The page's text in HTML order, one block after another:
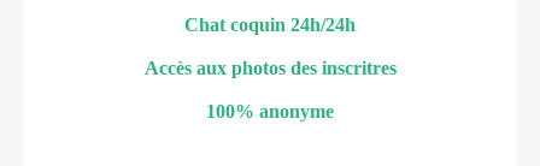
Chat coquin 24h/24h
Accès aux photos des inscritres
100% anonyme